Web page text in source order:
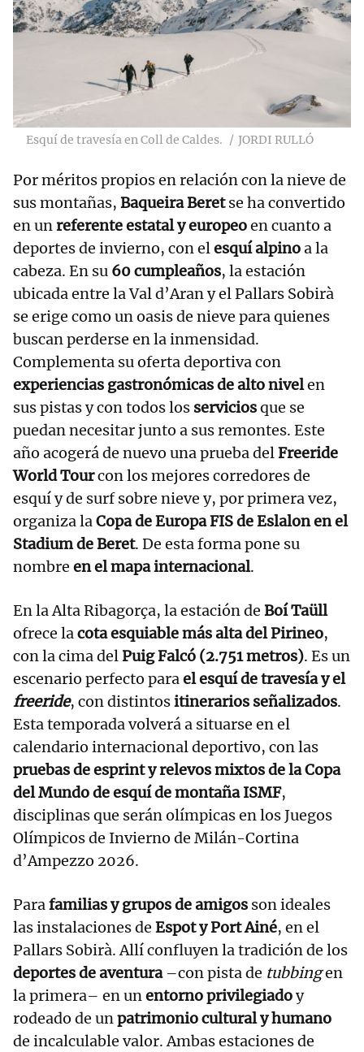
Esquí de travesía en Coll de Caldes. JORDI RULLÓ
Por méritos propios en relación con la nieve de
sus montañas, Baqueira Beretse ha convertido
en unreferente estatal y europeoen cuanto a
deportes de invierno, con elesquí alpinoa la
cabeza. En su 60 cumpleaños, la estación
ubicada entre la Val d’Aran y el Pallars Sobirà
se erige como un oasis de nieve para quienes
buscan perderse en la inmensidad.
Complementa su oferta deportiva con
experiencias gastronómicas de alto nivelen
sus pistas y con todos los serviciosque se
puedan necesitar junto a sus remontes. Este
año acogerá de nuevo una prueba delFreeride
World Tourcon los mejores corredores de
esquí y de surf sobre nieve y, por primera vez,
organiza laCopa de Europa FIS de Eslalon en el
Stadium de Beret. De esta forma pone su
nombre en el mapa internacional.
En la Alta Ribagorça, la estación de Boí Taüll
ofrece lacota esquiable más alta del Pirineo,
con la cima delPuig Falcó (2.751 metros). Es un
escenario perfecto parael esquí de travesía y el
freeride, con distintositinerarios señalizados.
Esta temporada volverá a situarse en el
calendario internacional deportivo, con las
pruebas de esprint y relevos mixtos de la Copa
del Mundo de esquí de montaña ISMF,
disciplinas que serán olímpicas en los Juegos
Olímpicos de Invierno de Milán-Cortina
d’Ampezzo 2026.
Parafamilias y grupos de amigos son ideales
las instalaciones de Espot y Port Ainé, en el
Pallars Sobirà. Allí confluyen la tradición de los
deportes de aventura–con pista de tubbingen
la primera– en unentorno privilegiadoy
rodeado de unpatrimonio cultural y humano
de incalculable valor. Ambas estaciones de